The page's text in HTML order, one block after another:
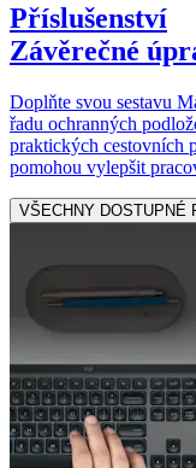
Příslušenství
Závěrečné
Doplňte svou sestavu
řadu ochranných
praktických cestovních
pomohou vylepšit
VŠECHNY DOSTUPNÉ